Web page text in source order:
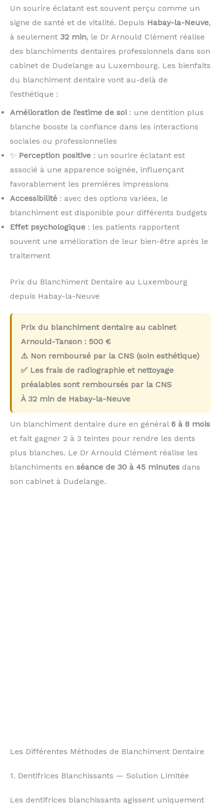
Un sourire éclatant est souvent perçu comme un
signe de santé et de vitalité. Depuis Habay-la-Neuve,
à seulement 32 min, le Dr Arnould Clément réalise
des blanchiments dentaires professionnels dans son
cabinet de Dudelange au Luxembourg. Les bienfaits
du blanchiment dentaire vont au-delà de
l’esthétique :
Amélioration de l’estime de soi : une dentition plus
blanche booste la confiance dans les interactions
sociales ou professionnelles
✨ Perception positive : un sourire éclatant est
associé à une apparence soignée, influençant
favorablement les premières impressions
Accessibilité : avec des options variées, le
blanchiment est disponible pour différents budgets
Effet psychologique : les patients rapportent
souvent une amélioration de leur bien-être après le
traitement
Prix du Blanchiment Dentaire au Luxembourg
depuis Habay-la-Neuve
Prix du blanchiment dentaire au cabinet
Arnould-Tanson : 500 €
⚠️ Non remboursé par la CNS (soin esthétique)
✅ Les frais de radiographie et nettoyage
préalables sont remboursés par la CNS
À 32 min de Habay-la-Neuve
Un blanchiment dentaire dure en général 6 à 8 mois
et fait gagner 2 à 3 teintes pour rendre les dents
plus blanches. Le Dr Arnould Clément réalise les
blanchiments en séance de 30 à 45 minutes dans
son cabinet à Dudelange.
Les Différentes Méthodes de Blanchiment Dentaire
1. Dentifrices Blanchissants — Solution Limitée
Les dentifrices blanchissants agissent uniquement